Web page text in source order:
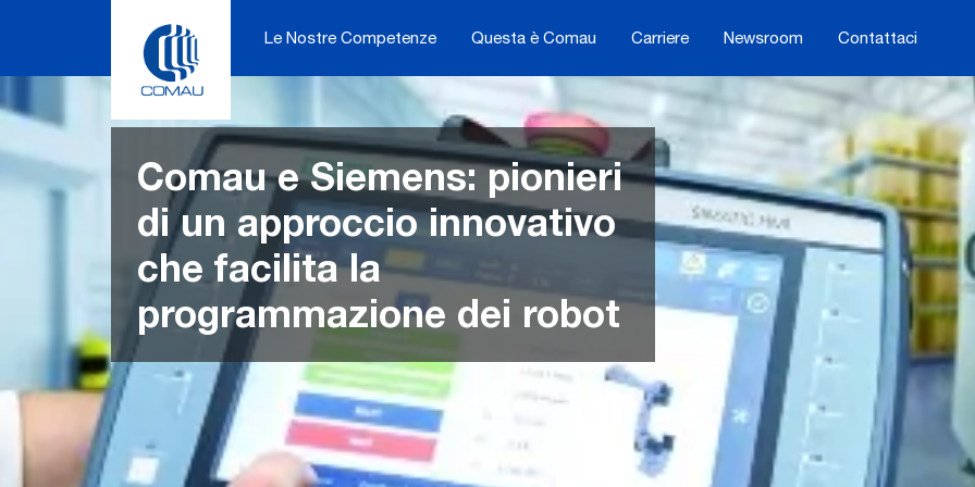
Le Nostre Competenze Questa è Comau Carriere Newsroom Contattaci
Comau e Siemens: pionieri
di un approccio innovativo
che facilita la
programmazione dei robot